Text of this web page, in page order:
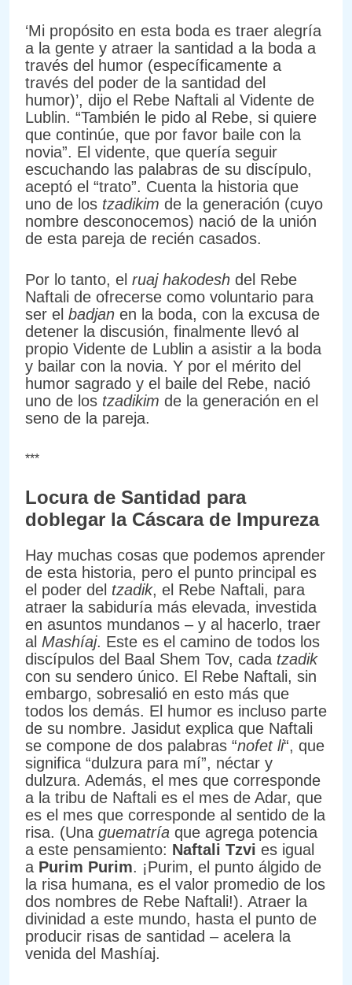
‘Mi propósito en esta boda es traer alegría
a la gente y atraer la santidad a la boda a
través del humor (específicamente a
través del poder de la santidad del
humor)’, dijo el Rebe Naftali al Vidente de
Lublin. “También le pido al Rebe, si quiere
que continúe, que por favor baile con la
novia”. El vidente, que quería seguir
escuchando las palabras de su discípulo,
aceptó el “trato”. Cuenta la historia que
uno de los tzadikim de la generación (cuyo
nombre desconocemos) nació de la unión
de esta pareja de recién casados.
Por lo tanto, el ruaj hakodesh del Rebe
Naftali de ofrecerse como voluntario para
ser el badjan en la boda, con la excusa de
detener la discusión, finalmente llevó al
propio Vidente de Lublin a asistir a la boda
y bailar con la novia. Y por el mérito del
humor sagrado y el baile del Rebe, nació
uno de los tzadikim de la generación en el
seno de la pareja.
***
Locura de Santidad para
doblegar la Cáscara de Impureza
Hay muchas cosas que podemos aprender
de esta historia, pero el punto principal es
el poder del tzadik, el Rebe Naftali, para
atraer la sabiduría más elevada, investida
en asuntos mundanos – y al hacerlo, traer
al Mashíaj. Este es el camino de todos los
discípulos del Baal Shem Tov, cada tzadik
con su sendero único. El Rebe Naftali, sin
embargo, sobresalió en esto más que
todos los demás. El humor es incluso parte
de su nombre. Jasidut explica que Naftali
se compone de dos palabras “nofet li“, que
significa “dulzura para mí”, néctar y
dulzura. Además, el mes que corresponde
a la tribu de Naftali es el mes de Adar, que
es el mes que corresponde al sentido de la
risa. (Una guematría que agrega potencia
a este pensamiento: Naftali Tzvi es igual
a Purim Purim. ¡Purim, el punto álgido de
la risa humana, es el valor promedio de los
dos nombres de Rebe Naftali!). Atraer la
divinidad a este mundo, hasta el punto de
producir risas de santidad – acelera la
venida del Mashíaj.